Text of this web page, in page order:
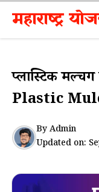
Skip
content
महाराष्ट्र
प्लास्टिक
Plastic
ByAdmin
Updated on: